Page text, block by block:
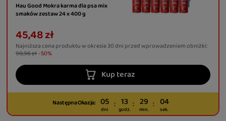
Hau Good Mokra karma dla psa mix
smaków zestaw 24 x 400 g
45,48 zł
Najniższa cena produktu w okresie 30 dni przed wprowadzeniem obniżki:
90,96 zł -50%
Kup teraz
Następna Okazja:
dni
05
godz.
13
min.
29
sek.
02